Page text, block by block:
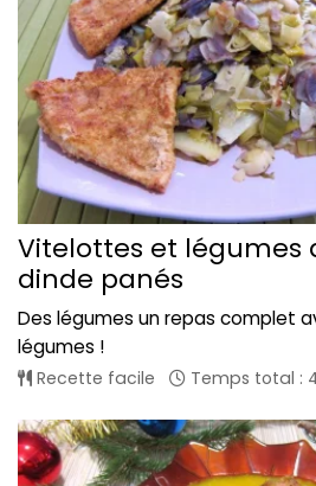
Vitelottes et légumes
dinde panés
Des légumes un repas complet
légumes !
Recette facile Temps total :